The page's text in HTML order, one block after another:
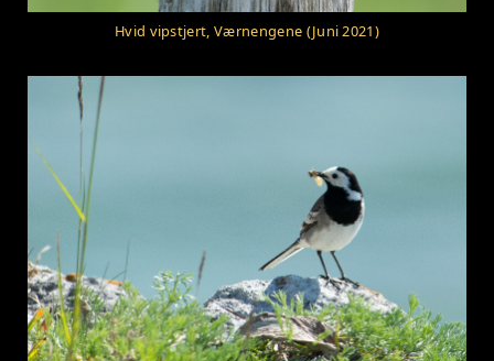
Hvid vipstjert, Værnengene (Juni 2021)